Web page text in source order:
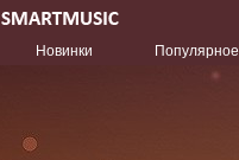
Новинки Популярное